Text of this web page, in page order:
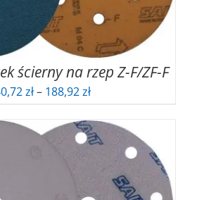
ścierny na rzep Z-F/ZF-F
zł– 188,92złZakres
od
140,72 zł
188,92 zł